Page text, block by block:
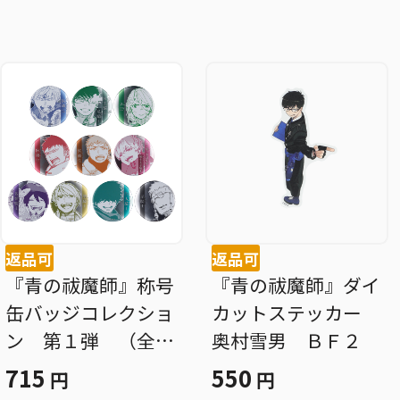
返品可
『青の祓魔師』称号
缶バッジコレクショ
ン 第１弾 （全１
０種／ランダム１種
715 円
返品可
『青の祓魔師』ダイ
カットステッカー
奥村雪男 ＢＦ２
550 円